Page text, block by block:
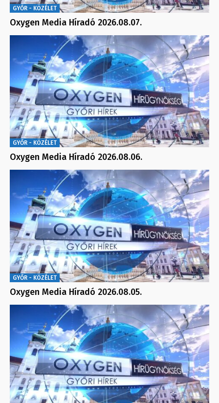
GYŐR - KÖZÉLET
Oxygen Media Híradó 2026.08.07.
GYŐR - KÖZÉLET
Oxygen Media Híradó 2026.08.06.
GYŐR - KÖZÉLET
Oxygen Media Híradó 2026.08.05.